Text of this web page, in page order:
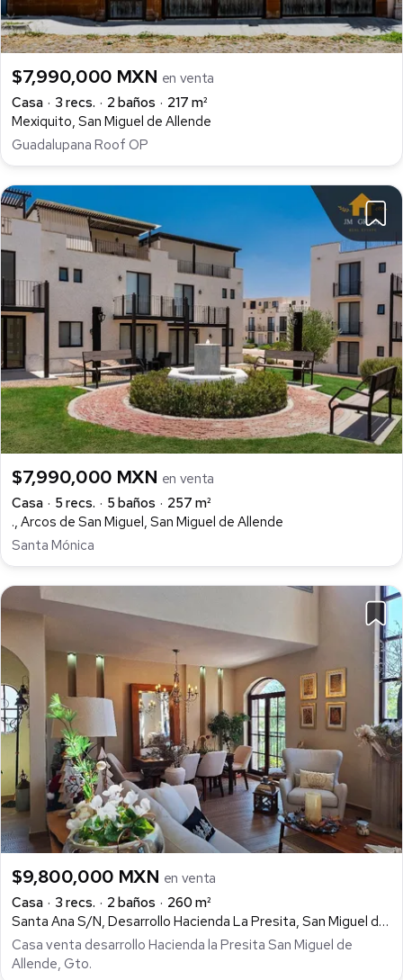
$7,990,000 MXN en venta
Casa
3 recs. 2 baños
217 m²
Mexiquito, San Miguel de Allende
Guadalupana Roof OP
$7,990,000 MXN en venta
Casa
5 recs. 5 baños
257 m²
., Arcos de San Miguel, San Miguel de Allende
Santa Mónica
$9,800,000 MXN en venta
Casa
3 recs. 2 baños
260 m²
Santa Ana S/N, Desarrollo Hacienda La Presita, San Miguel de Allende
Casa venta desarrollo Hacienda la Presita San Miguel de
Allende, Gto.